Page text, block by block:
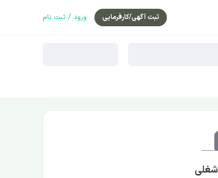
ثبت آگهی/کارفرمایی ورود / ثبت نام
شغلی